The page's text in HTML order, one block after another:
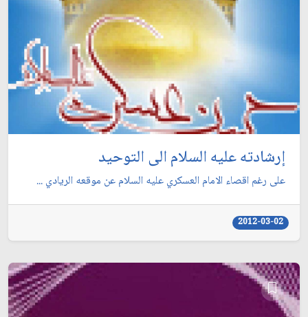
إرشادته عليه السلام الى التوحيد
على رغم اقصاء الامام العسكري عليه السلام عن موقعه الريادي ...
2012-03-02